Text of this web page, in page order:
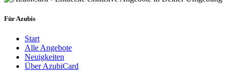
Für Azubis
Start
Alle Angebote
Neuigkeiten
Über AzubiCard